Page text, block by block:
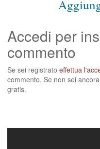
Accedi per
commento
Se sei registrato effettua
commento. Se non sei
gratis.